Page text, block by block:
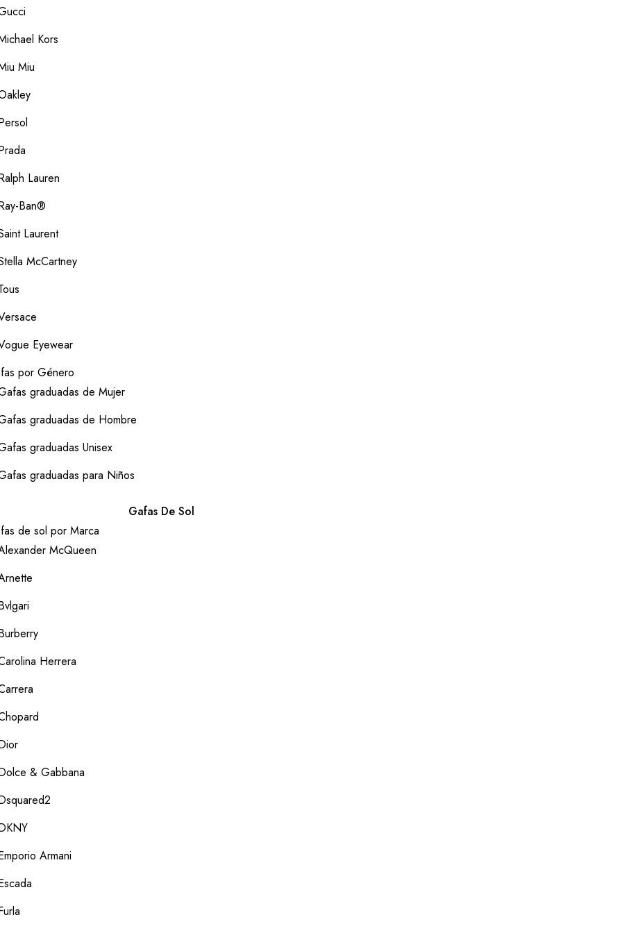
Kors
Miu
Lauren
Ban®
Laurent
McCartney
Eyewear
por Género
graduadas de Mujer
graduadas de Hombre
graduadas Unisex
graduadas para Niños
Gafas De Sol
de sol por Marca
McQueen
Herrera
& Gabbana
Armani